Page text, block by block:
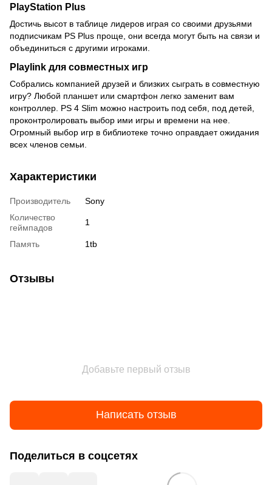
PlayStation Plus
Достичь высот в таблице лидеров играя со своими друзьями
подписчикам PS Plus проще, они всегда могут быть на связи и
объединиться с другими игроками.
Playlink для совместных игр
Собрались компанией друзей и близких сыграть в совместную
игру? Любой планшет или смартфон легко заменит вам
контроллер. PS 4 Slim можно настроить под себя, под детей,
проконтролировать выбор ими игры и времени на нее.
Огромный выбор игр в библиотеке точно оправдает ожидания
всех членов семьи.
Характеристики
Производитель
Sony
Количество
геймпадов
1
Память 1tb
Отзывы
Добавьте первый отзыв
Написать отзыв
Поделиться в соцсетях